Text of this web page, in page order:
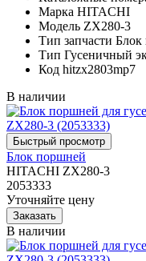
Марка HITACHI
Модель ZX280-3
Тип запчасти Блок
Тип Гусеничный
Код hitzx2803mp7
В наличии
Блок поршней
HITACHI ZX280-3
2053333
Уточняйте цену
В наличии